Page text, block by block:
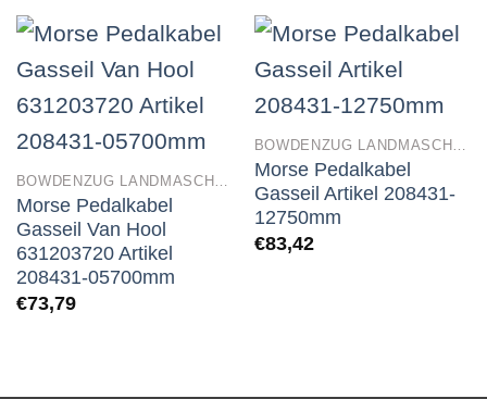
BOWDENZUG LANDMASCHINEN
Morse Pedalkabel
Gasseil Van Hool
631203720 Artikel
208431-05700mm
€73,79
BOWDENZUG LANDMASCHINEN
Morse Pedalkabel
Gasseil Artikel 208431-
12750mm
€83,42